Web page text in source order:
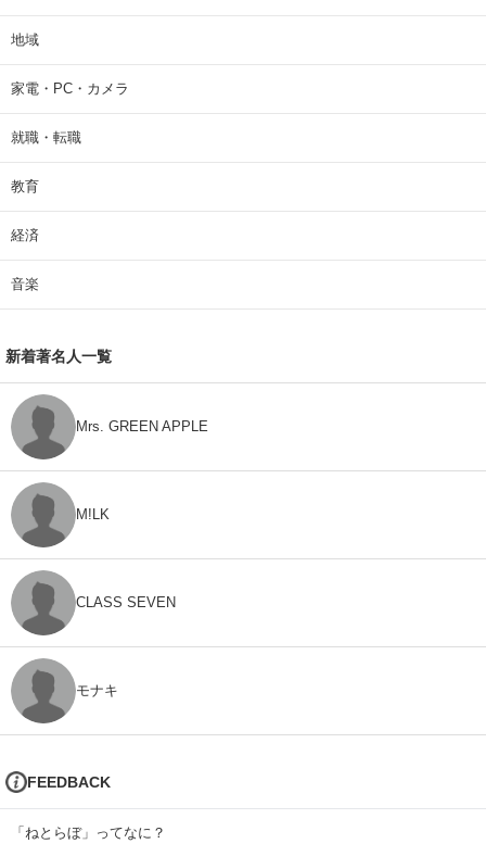
地域
家電・PC・カメラ
就職・転職
教育
経済
音楽
新着著名人一覧
Mrs. GREEN APPLE
M!LK
CLASS SEVEN
モナキ
FEEDBACK
「ねとらぼ」ってなに？